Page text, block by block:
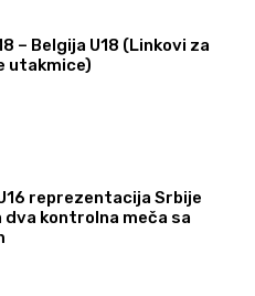
– Belgija U18 (Linkovi za
utakmice)
reprezentacija Srbije
dva kontrolna meča sa